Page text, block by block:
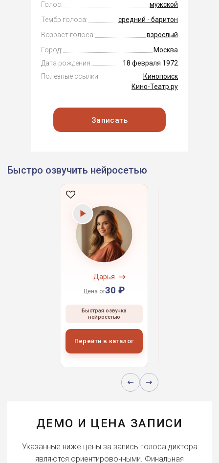
Голос:
мужской
Тембр голоса:
средний - баритон
Возраст голоса:
взрослый
Город:
Москва
Дата рождения:
18 февраля 1972
Полезные ссылки:
Кинопоиск
Кино-Театр.ру
Записать
Быстро озвучить нейросетью
Дарья
Цена от30 ₽
Быстрая озвучка
нейросетью
Перейти в каталог
ДЕМО И ЦЕНА ЗАПИСИ
Указанные ниже цены за запись голоса диктора
являются ориентировочными. Финальная